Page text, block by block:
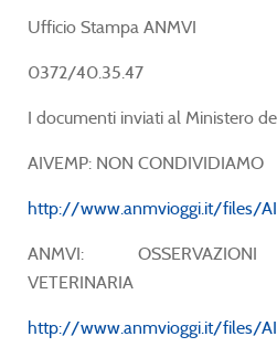
Ufficio Stampa ANMVI
0372/40.35.47
I documenti inviati al Ministero
AIVEMP: NON CONDIVIDIAMO
http://www.anmvioggi.it/files/
ANMVI: OSSERVAZIONI
VETERINARIA
http://www.anmvioggi.it/files/